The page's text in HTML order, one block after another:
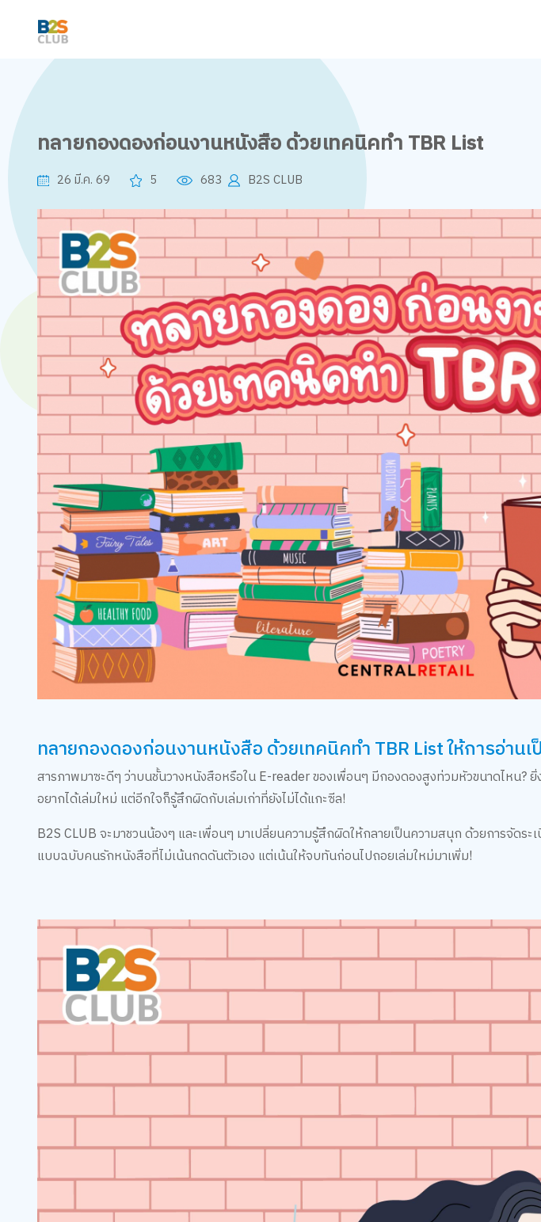
ทลายกองดองก่อนงานหนังสือ ด้วยเทคนิคทำ TBR List
26 มี.ค. 69 5 683 B2S CLUB
ทลายกองดองก่อนงานหนังสือ ด้วยเทคนิคทำ TBR List ให้การอ่าน
สารภาพมาซะดีๆ ว่าบนชั้นวางหนังสือหรือใน E-reader ของเพื่อนๆ มีกองดองสูงท่วมหัวขนาดไหน?
อยากได้เล่มใหม่ แต่อีกใจก็รู้สึกผิดกับเล่มเก่าที่ยังไม่ได้แกะซีล!
B2S CLUB จะมาชวนน้องๆ และเพื่อนๆ มาเปลี่ยนความรู้สึกผิดให้กลายเป็นความสนุก ด้วยการจัดระ
แบบฉบับคนรักหนังสือที่ไม่เน้นกดดันตัวเอง แต่เน้นให้จบทันก่อนไปถอยเล่มใหม่มาเพิ่ม!